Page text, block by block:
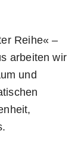
Reihe« –
arbeiten wir
und